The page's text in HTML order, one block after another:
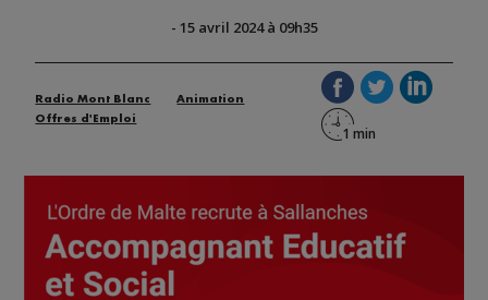
- 15 avril 2024 à 09h35
Radio Mont Blanc
Animation
Offres d'Emploi